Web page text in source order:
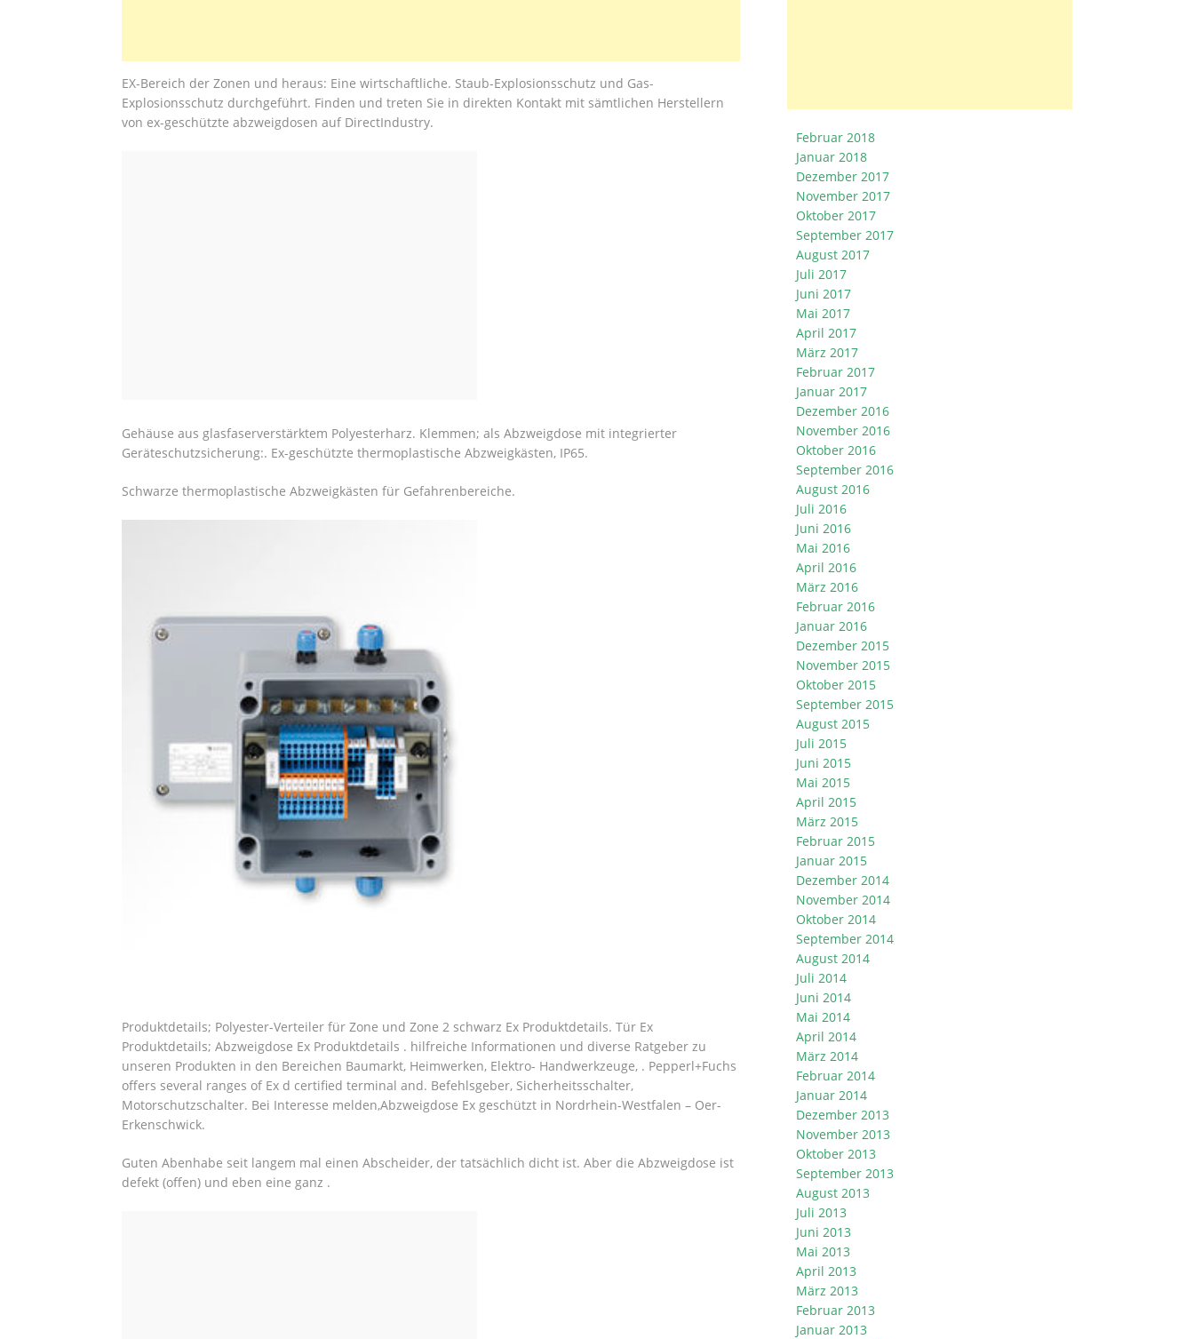
EX-Bereich der Zonen und heraus: Eine wirtschaftliche. Staub-Explosionsschutz und Gas-
Explosionsschutz durchgeführt. Finden und treten Sie in direkten Kontakt mit sämtlichen Herstellern
von ex-geschützte abzweigdosen auf DirectIndustry.
Gehäuse aus glasfaserverstärktem Polyesterharz. Klemmen; als Abzweigdose mit integrierter
Geräteschutzsicherung:. Ex-geschützte thermoplastische Abzweigkästen, IP65.
Schwarze thermoplastische Abzweigkästen für Gefahrenbereiche.
Produktdetails; Polyester-Verteiler für Zone und Zone 2 schwarz Ex Produktdetails. Tür Ex
Produktdetails; Abzweigdose Ex Produktdetails . hilfreiche Informationen und diverse Ratgeber zu
unseren Produkten in den Bereichen Baumarkt, Heimwerken, Elektro- Handwerkzeuge, . Pepperl+Fuchs
offers several ranges of Ex d certified terminal and. Befehlsgeber, Sicherheitsschalter,
Motorschutzschalter. Bei Interesse melden,Abzweigdose Ex geschützt in Nordrhein-Westfalen – Oer-
Erkenschwick.
Guten Abenhabe seit langem mal einen Abscheider, der tatsächlich dicht ist. Aber die Abzweigdose ist
defekt (offen) und eben eine ganz .
Februar 2018
Januar 2018
Dezember 2017
November 2017
Oktober 2017
September 2017
August 2017
Juli 2017
Juni 2017
Mai 2017
April 2017
März 2017
Februar 2017
Januar 2017
Dezember 2016
November 2016
Oktober 2016
September 2016
August 2016
Juli 2016
Juni 2016
Mai 2016
April 2016
März 2016
Februar 2016
Januar 2016
Dezember 2015
November 2015
Oktober 2015
September 2015
August 2015
Juli 2015
Juni 2015
Mai 2015
April 2015
März 2015
Februar 2015
Januar 2015
Dezember 2014
November 2014
Oktober 2014
September 2014
August 2014
Juli 2014
Juni 2014
Mai 2014
April 2014
März 2014
Februar 2014
Januar 2014
Dezember 2013
November 2013
Oktober 2013
September 2013
August 2013
Juli 2013
Juni 2013
Mai 2013
April 2013
März 2013
Februar 2013
Januar 2013